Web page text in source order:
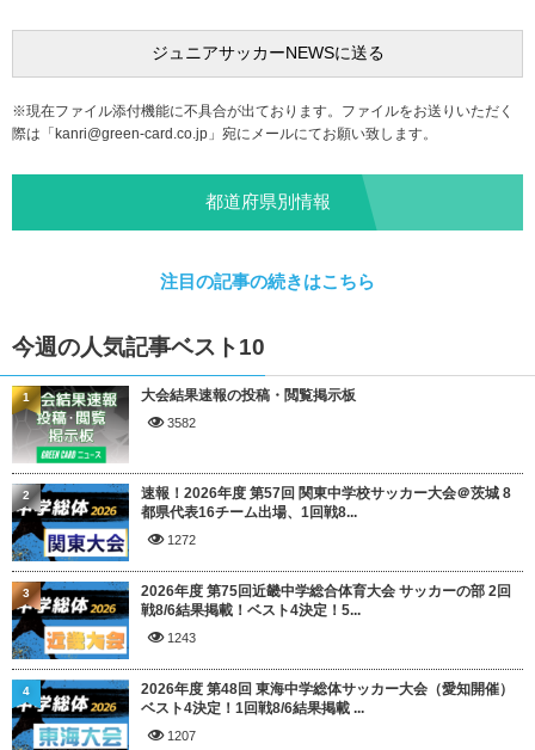
※現在ファイル添付機能に不具合が出ております。ファイルをお送りいただく
際は「 kanri@green-card.co.jp 」宛にメールにてお願い致します。
都道府県別情報
注目の記事の続きはこちら
今週の人気記事ベスト10
大会結果速報の投稿・閲覧掲示板
3582
1
速報！2026年度 第57回 関東中学校サッカー大会＠茨城 8
都県代表16チーム出場、1回戦8...
1272
2
2026年度 第75回近畿中学総合体育大会 サッカーの部 2回
戦8/6結果掲載！ベスト4決定！5...
1243
3
2026年度 第48回 東海中学総体サッカー大会（愛知開催）
ベスト4決定！1回戦8/6結果掲載 ...
1207
4